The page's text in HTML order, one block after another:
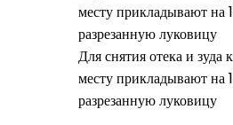
Для снятия отека и
месту прикладывают на
разрезанную луковицу